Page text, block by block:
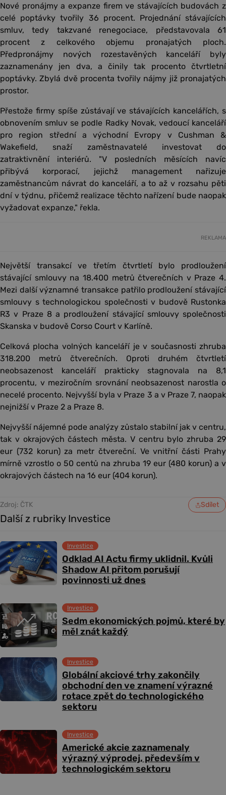
Nové pronájmy a expanze firem ve stávajících budovách z
celé poptávky tvořily 36 procent. Projednání stávajících
smluv, tedy takzvané renegociace, představovala 61
procent z celkového objemu pronajatých ploch.
Předpronájmy nových rozestavěných kanceláří byly
zaznamenány jen dva, a činily tak procento čtvrtletní
poptávky. Zbylá dvě procenta tvořily nájmy již pronajatých
prostor.
Přestože firmy spíše zůstávají ve stávajících kancelářích, s
obnovením smluv se podle Radky Novak, vedoucí kanceláří
pro region střední a východní Evropy v Cushman &
Wakefield, snaží zaměstnavatelé investovat do
zatraktivnění interiérů. "V posledních měsících navíc
přibývá korporací, jejichž management nařizuje
zaměstnancům návrat do kanceláří, a to až v rozsahu pěti
dní v týdnu, přičemž realizace těchto nařízení bude naopak
vyžadovat expanze," řekla.
REKLAMA
Největší transakcí ve třetím čtvrtletí bylo prodloužení
stávající smlouvy na 18.400 metrů čtverečních v Praze 4.
Mezi další významné transakce patřilo prodloužení stávající
smlouvy s technologickou společnosti v budově Rustonka
R3 v Praze 8 a prodloužení stávající smlouvy společnosti
Skanska v budově Corso Court v Karlíně.
Celková plocha volných kanceláří je v současnosti zhruba
318.200 metrů čtverečních. Oproti druhém čtvrtletí
neobsazenost kanceláří prakticky stagnovala na 8,1
procentu, v meziročním srovnání neobsazenost narostla o
necelé procento. Nejvyšší byla v Praze 3 a v Praze 7, naopak
nejnižší v Praze 2 a Praze 8.
Nejvyšší nájemné pode analýzy zůstalo stabilní jak v centru,
tak v okrajových částech města. V centru bylo zhruba 29
eur (732 korun) za metr čtvereční. Ve vnitřní části Prahy
mírně vzrostlo o 50 centů na zhruba 19 eur (480 korun) a v
okrajových částech na 16 eur (404 korun).
Zdroj: ČTK Sdílet
Další z rubriky Investice
Odklad AI Actu firmy uklidnil. Kvůli
Shadow AI přitom porušují
povinnosti už dnes
Investice
Sedm ekonomických pojmů, které by
měl znát každý
Investice
Globální akciové trhy zakončily
obchodní den ve znamení výrazné
rotace zpět do technologického
sektoru
Investice
Americké akcie zaznamenaly
výrazný výprodej, především v
technologickém sektoru
Investice